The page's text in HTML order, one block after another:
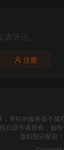
表评论
注册
，本站的服务器不
归原作者所有，如
版权投诉邮箱：